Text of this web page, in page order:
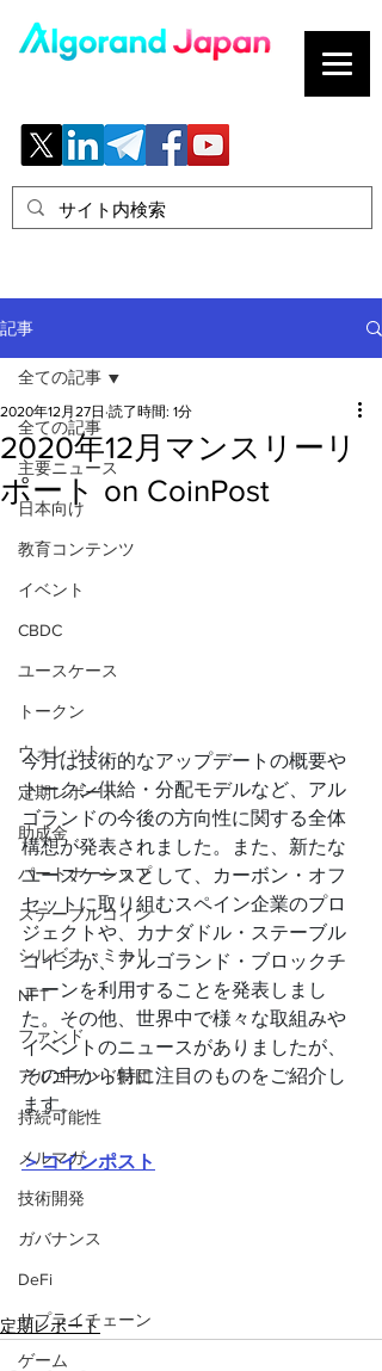
記事
全ての記事
主要ニュース
日本向け
教育コンテンツ
イベント
CBDC
ユースケース
トークン
ウォレット
定期レポート
助成金
パートナーシップ
ステーブルコイン
シルビオ・ミカリ
NFT
ファンド
アルゴランド財団
持続可能性
メルマガ
技術開発
ガバナンス
DeFi
サプライチェーン
ゲーム
全ての記事
2020年12月マンスリーリ
ポート on CoinPost
2020年12月27日 読了時間: 1分
今月は技術的なアップデートの概要や
トークン供給・分配モデルなど、アル
ゴランドの今後の方向性に関する全体
構想が発表されました。また、新たな
ユースケースとして、カーボン・オフ
セットに取り組むスペイン企業のプロ
ジェクトや、カナダドル・ステーブル
コインが、アルゴランド・ブロックチ
ェーンを利用することを発表しまし
た。その他、世界中で様々な取組みや
イベントのニュースがありましたが、
その中から特に注目のものをご紹介し
ます。
＞コインポスト
定期レポート